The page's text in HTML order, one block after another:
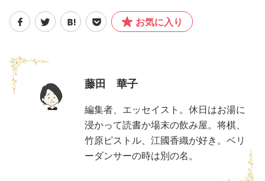
お気に入り
藤田 華子
編集者、エッセイスト。休日はお湯に
浸かって読書か場末の飲み屋。将棋、
竹原ピストル、江國香織が好き。ベリ
ーダンサーの時は別の名。